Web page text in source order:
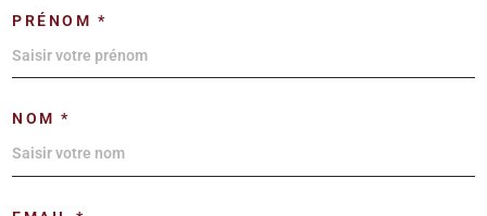
PRÉNOM *
NOM *